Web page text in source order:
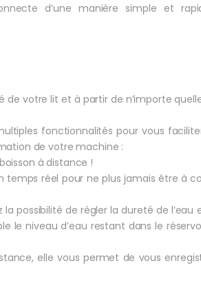
d’une manière simple et
votre lit et à partir de n’importe
fonctionnalités pour vous
de votre machine :
à distance !
réel pour ne plus jamais être à
possibilité de régler la dureté de l’eau
le niveau d’eau restant dans le
elle vous permet de vous